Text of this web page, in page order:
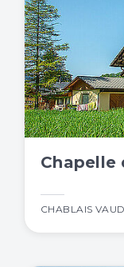
Chapelle
CHABLAIS